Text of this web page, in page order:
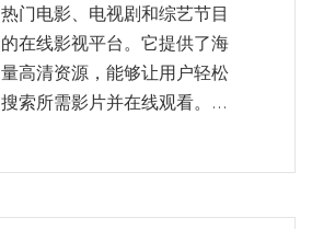
热门电影、电视剧和综艺节目
的在线影视平台。它提供了海
量高清资源，能够让用户轻松
搜索所需影片并在线观看。...